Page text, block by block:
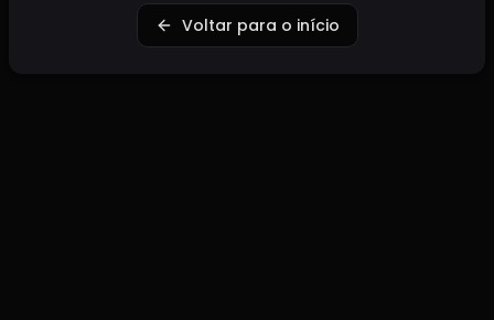
Voltar para o início